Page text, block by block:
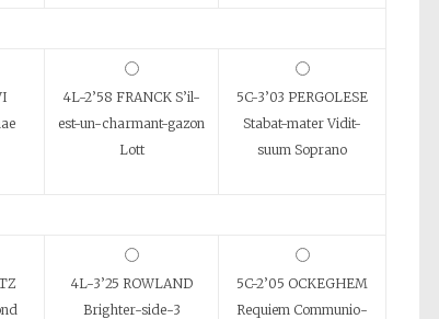
4L-2’58 FRANCK S’il-
est-un-charmant-gazon
Lott
5C-3’03 PERGOLESE
Stabat-mater Vidit-
suum Soprano
4L-3’25 ROWLAND
Brighter-side-3
5C-2’05 OCKEGHEM
Requiem Communio-